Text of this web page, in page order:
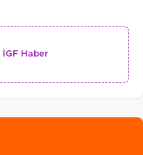
İGF Haber